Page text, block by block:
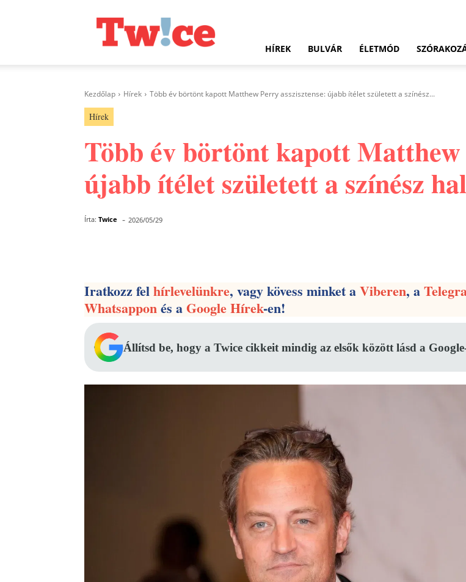
HÍREK BULVÁR ÉLETMÓD
Kezdőlap Hírek Több év börtönt kapott Matthew Perry asszisztense: újabb ítélet született a színész...
Hírek
Több év börtönt kapott Matthew
újabb ítélet született a színész
Írta: Twice - 2026/05/29
Iratkozz felhírlevelünkre, vagy kövess minket aViberen, a
Whatsapponés aGoogle Hírek-en!
Állítsd be, hogy a Twice cikkeit mindig az elsők között lásd a